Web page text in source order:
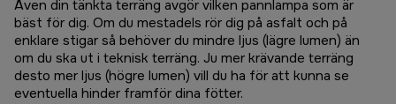
Även din tänkta terräng avgör vilken pannlampa som är
bäst för dig. Om du mestadels rör dig på asfalt och på
enklare stigar så behöver du mindre ljus (lägre lumen) än
om du ska ut i teknisk terräng. Ju mer krävande terräng
desto mer ljus (högre lumen) vill du ha för att kunna se
eventuella hinder framför dina fötter.